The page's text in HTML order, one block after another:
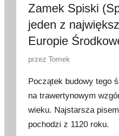
Zamek Spiski
jeden z
Europie
O
u
b
l
i
przezTomek
Początek budowy tego
na trawertynowym
wieku. Najstarsza
pochodzi z 1120 roku.